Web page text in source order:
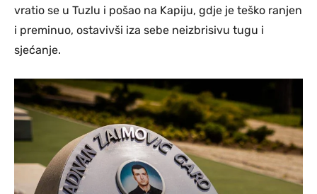
vratio se u Tuzlu i pošao na Kapiju, gdje je teško ranjen
i preminuo, ostavivši iza sebe neizbrisivu tugu i
sjećanje.